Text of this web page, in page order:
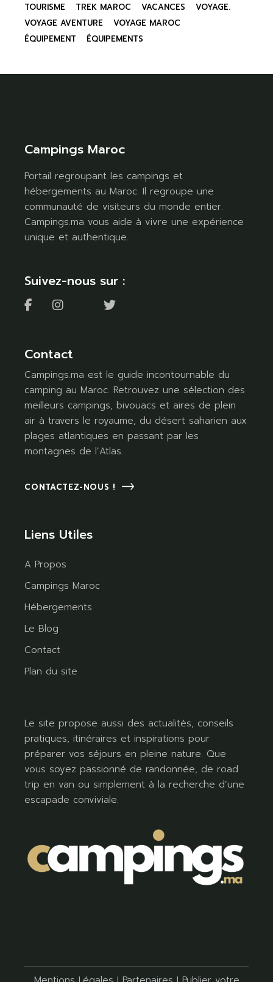
TOURISME
TREK MAROC VACANCES
VOYAGE.
VOYAGE AVENTURE
VOYAGE MAROC
ÉQUIPEMENT
ÉQUIPEMENTS
Campings Maroc
Portail regroupant les campings et
hébergements au Maroc. Il regroupe une
communauté de visiteurs du monde entier.
Campings.ma vous aide à vivre une expérience
unique et authentique.
Suivez-nous sur :
Contact
Campings.ma est le guide incontournable du
camping au Maroc. Retrouvez une sélection des
meilleurs campings, bivouacs et aires de plein
air à travers le royaume, du désert saharien aux
plages atlantiques en passant par les
montagnes de l’Atlas.
CONTACTEZ-NOUS !
Liens Utiles
A Propos
Campings Maroc
Hébergements
Le Blog
Contact
Plan du site
Le site propose aussi des actualités, conseils
pratiques, itinéraires et inspirations pour
préparer vos séjours en pleine nature. Que
vous soyez passionné de randonnée, de road
trip en van ou simplement à la recherche d’une
escapade conviviale.